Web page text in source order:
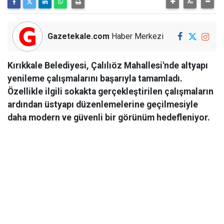
Gazetekale.com Haber Merkezi
Kırıkkale Belediyesi, Çalılıöz Mahallesi'nde altyapı
yenileme çalışmalarını başarıyla tamamladı.
Özellikle ilgili sokakta gerçekleştirilen çalışmaların
ardından üstyapı düzenlemelerine geçilmesiyle
daha modern ve güvenli bir görünüm hedefleniyor.